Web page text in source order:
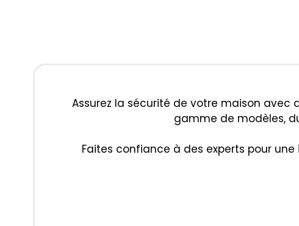
Assurez la sécurité de votre maison avec
gamme de modèles,
Faites confiance à des experts pour